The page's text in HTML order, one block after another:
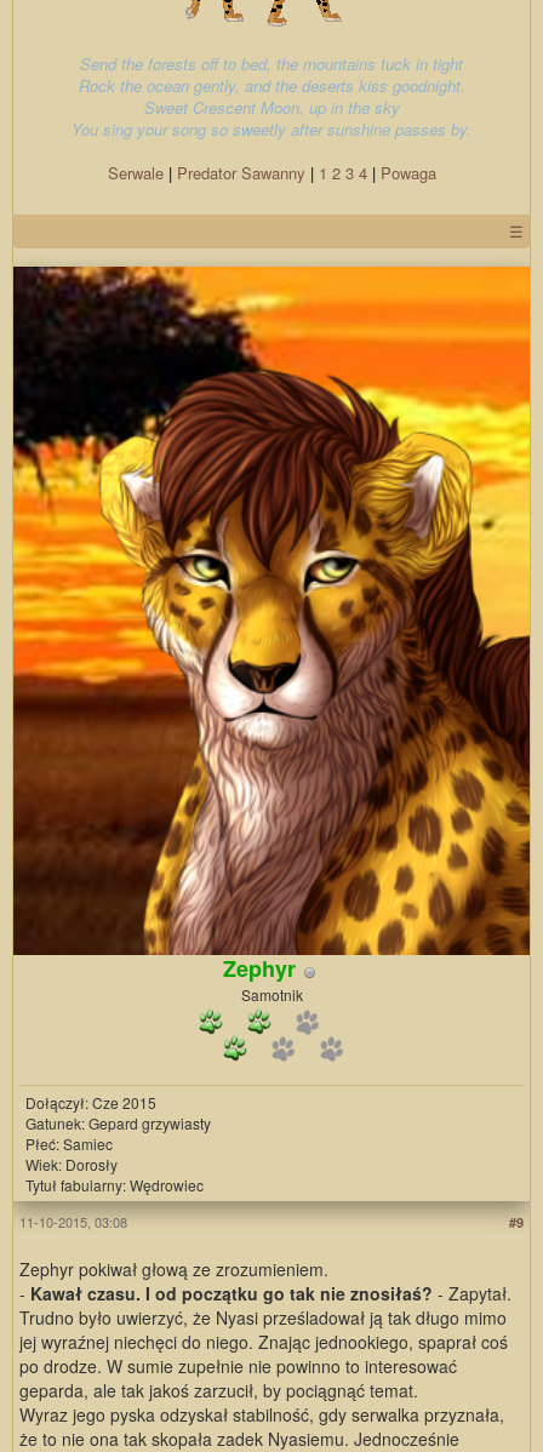
Send the forests off to bed, the mountains tuck in tight
Rock the ocean gently, and the deserts kiss goodnight.
Sweet Crescent Moon, up in the sky
You sing your song so sweetly after sunshine passes by.
Serwale| Predator Sawanny | 1 2 3 4| Powaga
☰
Zephyr
Samotnik
Dołączył: Cze 2015
Gatunek: Gepard grzywiasty
Płeć: Samiec
Wiek: Dorosły
Tytuł fabularny: Wędrowiec
#9
11-10-2015, 03:08
Zephyr pokiwał głową ze zrozumieniem.
- Kawał czasu. I od początku go tak nie znosiłaś? - Zapytał.
Trudno było uwierzyć, że Nyasi prześladował ją tak długo mimo
jej wyraźnej niechęci do niego. Znając jednookiego, spaprał coś
po drodze. W sumie zupełnie nie powinno to interesować
geparda, ale tak jakoś zarzucił, by pociągnąć temat.
Wyraz jego pyska odzyskał stabilność, gdy serwalka przyznała,
że to nie ona tak skopała zadek Nyasiemu. Jednocześnie